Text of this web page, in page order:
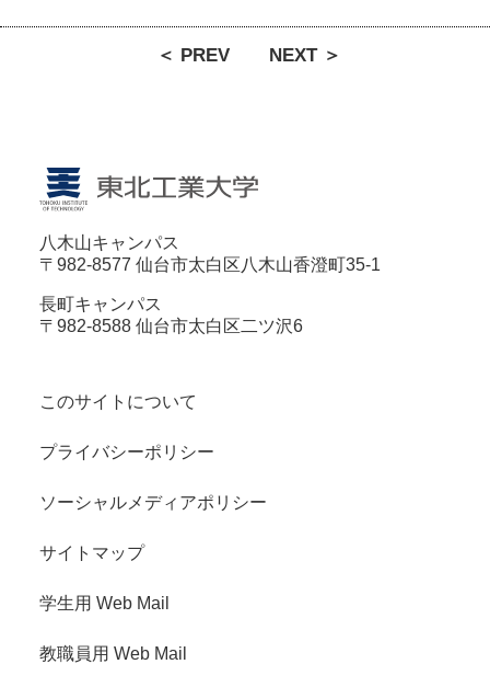
＜ PREV NEXT ＞
八木山キャンパス
〒982-8577 仙台市太白区八木山香澄町35-1
長町キャンパス
〒982-8588 仙台市太白区二ツ沢6
このサイトについて
プライバシーポリシー
ソーシャルメディアポリシー
サイトマップ
学生用 Web Mail
教職員用 Web Mail